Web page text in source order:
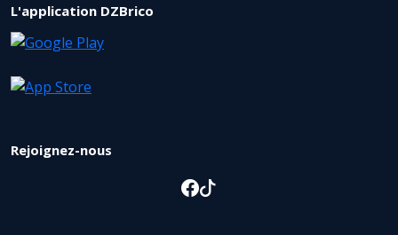
L'application DZBrico
Rejoignez-nous